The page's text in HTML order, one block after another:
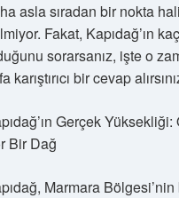
asla sıradan bir nokta
Fakat, Kapıdağ’ın
sorarsanız, işte o
karıştırıcı bir cevap
Gerçek
Bir Dağ
Marmara Bölgesi’nin